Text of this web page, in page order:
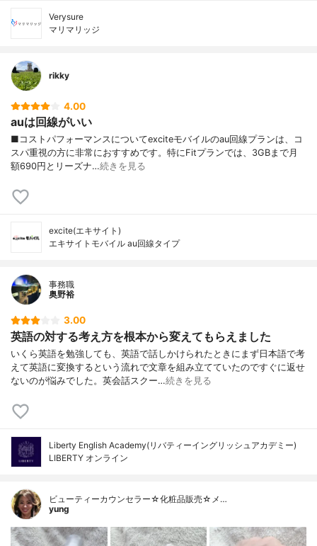
Verysure
マリマリッジ
rikky
4.00
auは回線がいい
■コストパフォーマンスについてexciteモバイルのau回線プランは、コ
スパ重視の方に非常におすすめです。特にFitプランでは、3GBまで月
額690円とリーズナ…続きを見る
excite(エキサイト)
エキサイトモバイル au回線タイプ
事務職
奥野裕
3.00
英語の対する考え方を根本から変えてもらえました
いくら英語を勉強しても、英語で話しかけられたときにまず日本語で考
えて英語に変換するという流れで文章を組み立てていたのですぐに返せ
ないのが悩みでした。英会話スクー…続きを見る
Liberty English Academy(リバティーイングリッシュアカデミー)
LIBERTY オンライン
ビューティーカウンセラー☆化粧品販売☆メ…
yung